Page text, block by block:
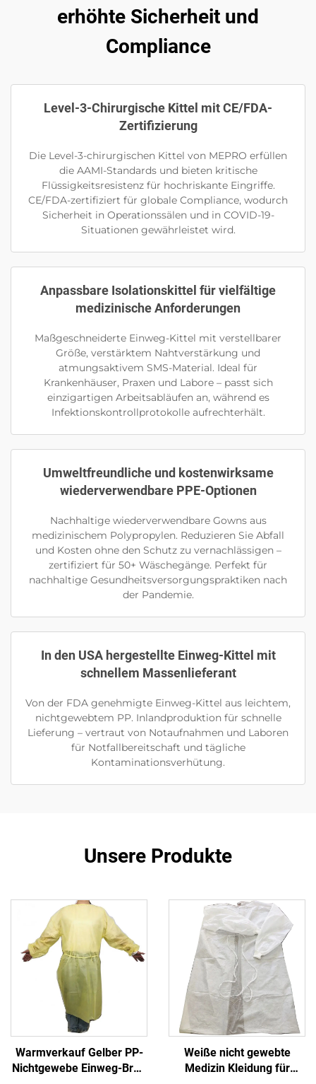
erhöhte Sicherheit und
Compliance
Level-3-Chirurgische Kittel mit CE/FDA-
Zertifizierung
Die Level-3-chirurgischen Kittel von MEPRO erfüllen
die AAMI-Standards und bieten kritische
Flüssigkeitsresistenz für hochriskante Eingriffe.
CE/FDA-zertifiziert für globale Compliance, wodurch
Sicherheit in Operationssälen und in COVID-19-
Situationen gewährleistet wird.
Anpassbare Isolationskittel für vielfältige
medizinische Anforderungen
Maßgeschneiderte Einweg-Kittel mit verstellbarer
Größe, verstärktem Nahtverstärkung und
atmungsaktivem SMS-Material. Ideal für
Krankenhäuser, Praxen und Labore – passt sich
einzigartigen Arbeitsabläufen an, während es
Infektionskontrollprotokolle aufrechterhält.
Umweltfreundliche und kostenwirksame
wiederverwendbare PPE-Optionen
Nachhaltige wiederverwendbare Gowns aus
medizinischem Polypropylen. Reduzieren Sie Abfall
und Kosten ohne den Schutz zu vernachlässigen –
zertifiziert für 50+ Wäschegänge. Perfekt für
nachhaltige Gesundheitsversorgungspraktiken nach
der Pandemie.
In den USA hergestellte Einweg-Kittel mit
schnellem Massenlieferant
Von der FDA genehmigte Einweg-Kittel aus leichtem,
nichtgewebtem PP. Inlandproduktion für schnelle
Lieferung – vertraut von Notaufnahmen und Laboren
für Notfallbereitschaft und tägliche
Kontaminationsverhütung.
Unsere Produkte
Warmverkauf Gelber PP-
Nichtgewebe Einweg-Brei-
Weiße nicht gewebte
Medizin Kleidung für